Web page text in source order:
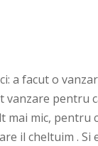
a facut o
pentru
mic, pentru
il cheltuim . Si